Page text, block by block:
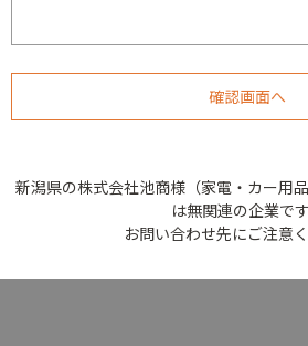
新潟県の株式会社池商様（家電・カー用
は無関連の企業です
お問い合わせ先にご注意く